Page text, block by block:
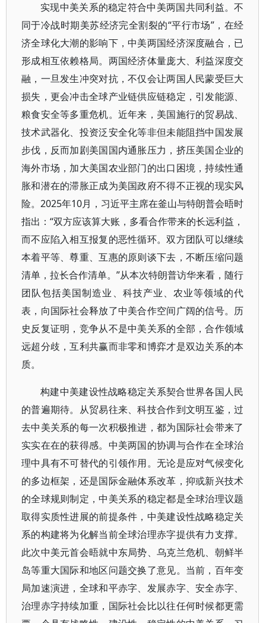
实现中美关系的稳定符合中美两国共同利益。不
同于冷战时期美苏经济完全割裂的“平行市场”，在经
济全球化大潮的影响下，中美两国经济深度融合，已
形成相互依赖格局。两国经济体量庞大、利益深度交
融，一旦发生冲突对抗，不仅会让两国人民蒙受巨大
损失，更会冲击全球产业链供应链稳定，引发能源、
粮食安全等多重危机。近年来，美国施行的贸易战、
技术武器化、投资泛安全化等非但未能阻挡中国发展
步伐，反而加剧美国国内通胀压力，挤压美国企业的
海外市场，加大美国农业部门的出口困境，持续性通
胀和潜在的滞胀正成为美国政府不得不正视的现实风
险。2025年10月，习近平主席在釜山与特朗普会晤时
指出：“双方应该算大账，多看合作带来的长远利益，
而不应陷入相互报复的恶性循环。双方团队可以继续
本着平等、尊重、互惠的原则谈下去，不断压缩问题
清单，拉长合作清单。”从本次特朗普访华来看，随行
团队包括美国制造业、科技产业、农业等领域的代
表，向国际社会释放了中美合作空间广阔的信号。历
史反复证明，竞争从不是中美关系的全部，合作领域
远超分歧，互利共赢而非零和博弈才是双边关系的本
质。
构建中美建设性战略稳定关系契合世界各国人民
的普遍期待。从贸易往来、科技合作到文明互鉴，过
去中美关系的每一次积极推进，都为国际社会带来了
实实在在的获得感。中美两国的协调与合作在全球治
理中具有不可替代的引领作用。无论是应对气候变化
的多边框架，还是国际金融体系改革，抑或新兴技术
的全球规则制定，中美关系的稳定都是全球治理议题
取得实质性进展的前提条件，中美建设性战略稳定关
系的构建将为化解当前全球治理赤字提供有力支撑。
此次中美元首会晤就中东局势、乌克兰危机、朝鲜半
岛等重大国际和地区问题交换了意见。当前，百年变
局加速演进，全球和平赤字、发展赤字、安全赤字、
治理赤字持续加重，国际社会比以往任何时候都更需